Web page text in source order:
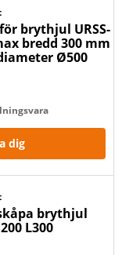
brythjul URSS-
bredd 300 mm
Ø500
dig
brythjul
L300